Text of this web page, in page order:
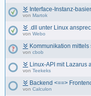
Interface-Instanz-
von Martok
.dll unter Linux
von Webo
Kommunikation
von cbob
Linux-API mit Lazarus
von Teekeks
Backend <==>
von Calculon